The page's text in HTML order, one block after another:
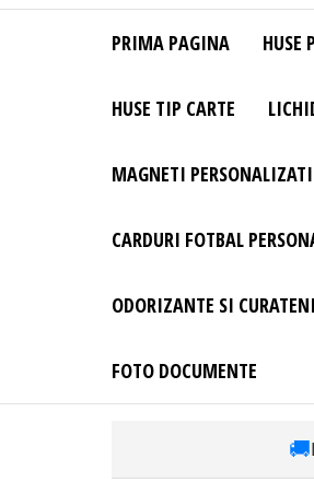
Site Oficial .
Huse
Personalizate
Huse
Personalizate
Telefon –
– Accesorii
PRIMA PAGINA HUSE
HUSE TIP CARTE
MAGNETI PERSONALIZATI
CARDURI FOTBAL
ODORIZANTE SI
FOTO DOCUMENTE
🚚